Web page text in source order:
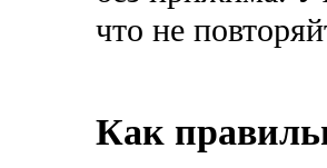
что не
Как